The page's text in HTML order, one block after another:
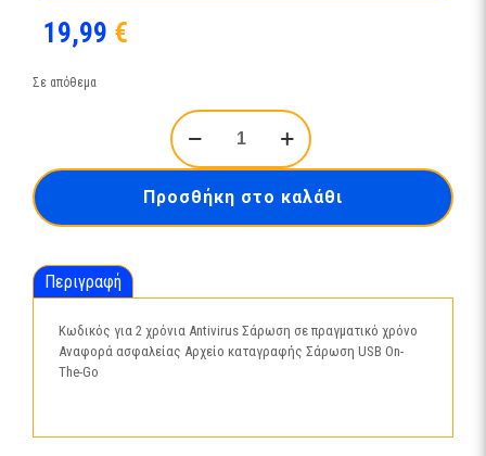
19,99 €
Σε απόθεμα
ESET
Mobile
Security
Years
ποσότητα
Προσθήκη στο καλάθι
Περιγραφή
Κωδικός για 2 χρόνια Antivirus Σάρωση σε πραγματικό χρόνο
Αναφορά ασφαλείας Αρχείο καταγραφής Σάρωση USB On-
The-Go